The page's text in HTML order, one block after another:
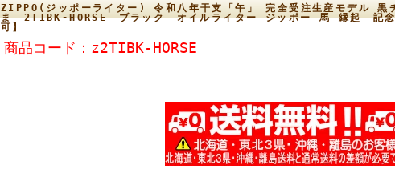
ZIPPO(ジッポーライター) 令和八年干支「午」 完全受注生産モデル 黒
ま 2TIBK-HORSE ブラック オイルライター ジッポー 馬 縁起 記
可】
商品コード：z2TIBK-HORSE